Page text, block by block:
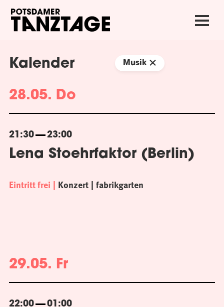
Kalender Musik
28.05. Do
21:30 23:00
Lena Stoehrfaktor (Berlin)
Eintritt frei Konzert fabrikgarten
29.05. Fr
22:00 01:00